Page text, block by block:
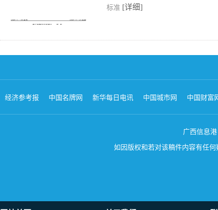
标准 [详细]
经济参考报 中国名牌网 新华每日电讯 中国城市网 中国财富
广西信息
如因版权和若对该稿件内容有任